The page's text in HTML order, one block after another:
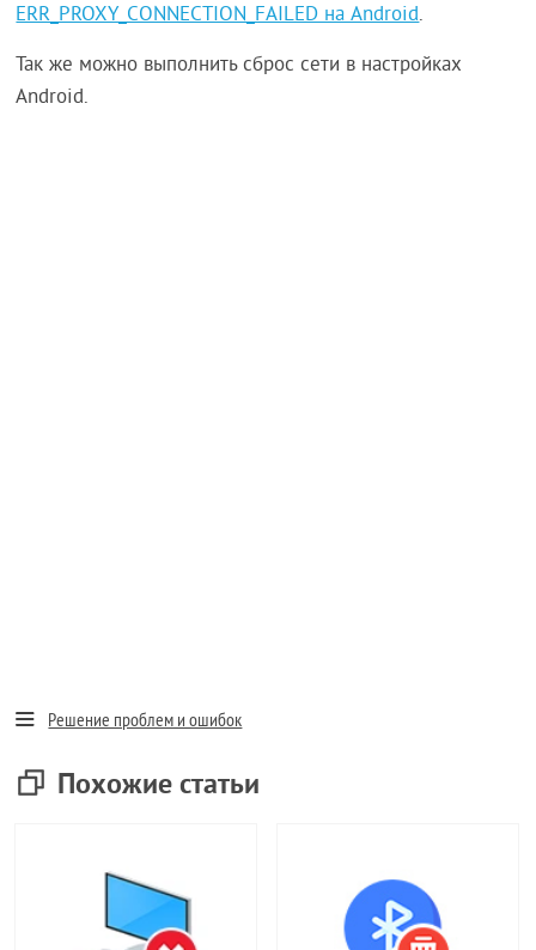
ERR_PROXY_CONNECTION_FAILED на Android.
Так же можно выполнить сброс сети в настройках
Android.
Решение проблем и ошибок
Похожие статьи